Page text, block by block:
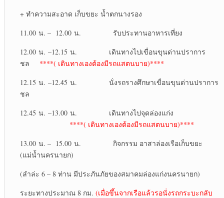
+ ทำความสะอาด เก็บขยะ น้ำตกนางรอง
11.00 น. – 12.00 น. รับประทานอาหารเที่ยง
12.00 น. –12.15 น. เดินทางไปเขื่อนขุนด่านปราการ
ชล
****( เดินทางเองต้องมีรถแสตนบาย)****
12.15 น. –12.45 น. นั่งรถรางศึกษาเขื่อนขุนด่านปราการ
ชล
12.45 น. –13.00 น. เดินทางไปจุดล่องแก่ง
****( เดินทางเองต้องมีรถแสตนบาย)****
13.00 น. – 15.00 น. กิจกรรม อาสาล่องเรือเก็บขยะ
(แม่น้ำนครนายก)
(ลำล่ะ 6 – 8 ท่าน มีประภันภัยของสมาคมล่องแก่งนครนายก)
ระยะทางประมาณ 8 กม. (เมื่อขึ้นจากเรือแล้วรอนั่งรถกระบะกลับ